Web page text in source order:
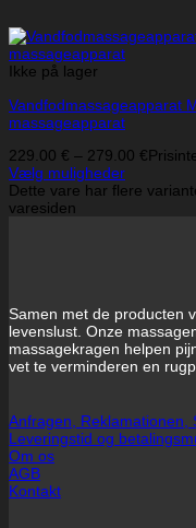
Ikke på lager
Vandfodmassageapparat
massageapparat
229.00 € – 279.00 €
Vælg muligheder
Dette vare har flere
varesiden
Samen met de producten
levenslust. Onze
massagekragen helpen
vet te verminderen en
Anfragen, Reklamationen,
Leveringstid og
Om os
AGB
Kontakt